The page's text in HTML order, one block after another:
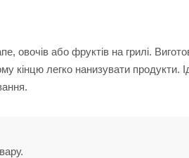
овочів або фруктів на грилі.
кінцю легко нанизувати продукти.